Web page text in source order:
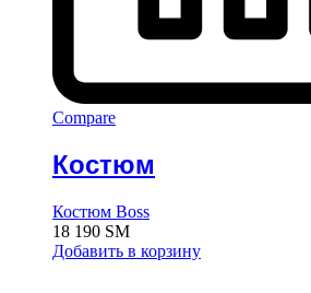
Compare
Костюм
Костюм Boss
18 190 ЅМ
Добавить в корзину